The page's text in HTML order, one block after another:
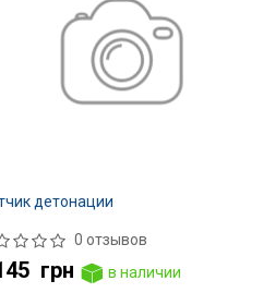
детонации
0 отзывов
грн
в наличии